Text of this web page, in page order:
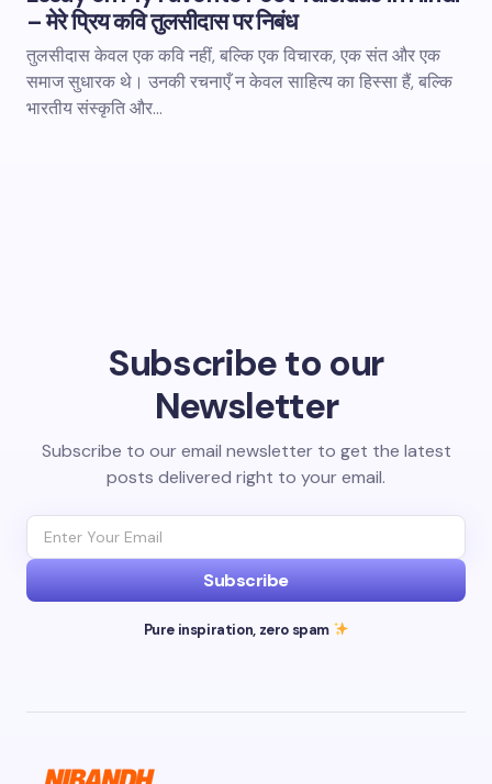
– मेरे प्रिय कवि तुलसीदास पर निबंध
तुलसीदास केवल एक कवि नहीं, बल्कि एक विचारक, एक संत और एक
समाज सुधारक थे। उनकी रचनाएँ न केवल साहित्य का हिस्सा हैं, बल्कि
भारतीय संस्कृति और…
Subscribe to our
Newsletter
Subscribe to our email newsletter to get the latest
posts delivered right to your email.
Subscribe
Pure inspiration, zero spam